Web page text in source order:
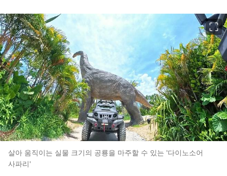
살아 움직이는 실물 크기의 공룡을 마주할 수 있는 '다이노소어
사파리'